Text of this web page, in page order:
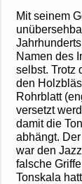
Mit seinem
Namen des
selbst. Trotz
den
Rohrblatt
versetzt
damit die
abhängt.
war den
falsche
Tonskala